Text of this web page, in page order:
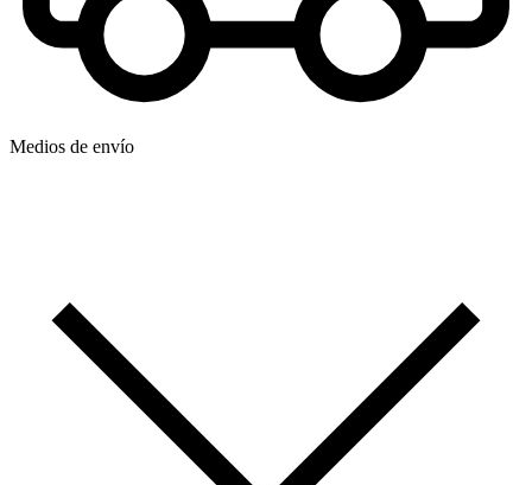
Medios de envío